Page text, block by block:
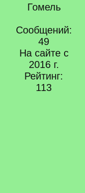
Гомель
Сообщений:
49
На сайте с
2016 г.
Рейтинг:
113